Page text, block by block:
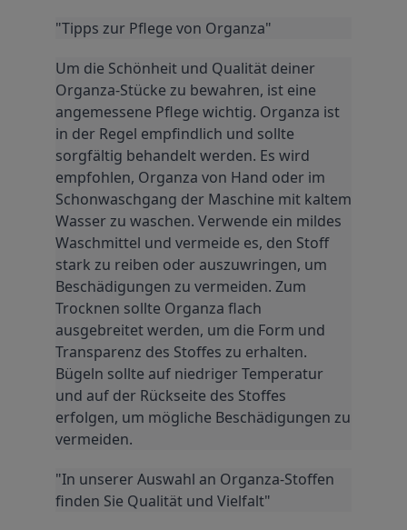
"Tipps zur Pflege von Organza"
Um die Schönheit und Qualität deiner
Organza-Stücke zu bewahren, ist eine
angemessene Pflege wichtig. Organza ist
in der Regel empfindlich und sollte
sorgfältig behandelt werden. Es wird
empfohlen, Organza von Hand oder im
Schonwaschgang der Maschine mit kaltem
Wasser zu waschen. Verwende ein mildes
Waschmittel und vermeide es, den Stoff
stark zu reiben oder auszuwringen, um
Beschädigungen zu vermeiden. Zum
Trocknen sollte Organza flach
ausgebreitet werden, um die Form und
Transparenz des Stoffes zu erhalten.
Bügeln sollte auf niedriger Temperatur
und auf der Rückseite des Stoffes
erfolgen, um mögliche Beschädigungen zu
vermeiden.
"In unserer Auswahl an Organza-Stoffen
finden Sie Qualität und Vielfalt"